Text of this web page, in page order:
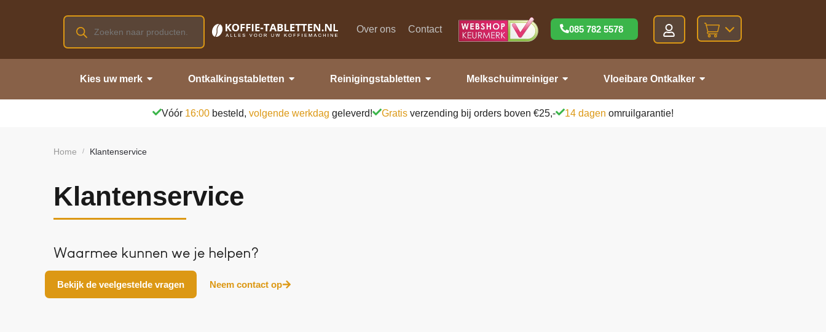
Over ons Contact 085 782 5578
Kies uw merk Ontkalkingstabletten Reinigingstabletten Melkschuimreiniger Vloeibare Ontkalker
Vóór 16:00 besteld, volgende werkdag geleverd! Gratis verzending bij orders boven €25,- 14 dagen omruilgarantie!
Home / Klantenservice
Klantenservice
Waarmee kunnen we je helpen?
Bekijk de veelgestelde vragen Neem contact op